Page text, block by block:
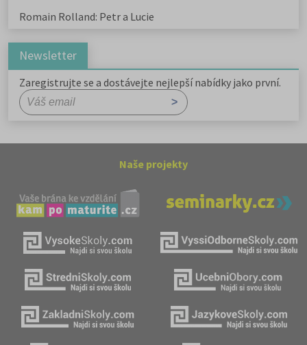
Romain Rolland: Petr a Lucie
Newsletter
Zaregistrujte se a dostávejte nejlepší nabídky jako první.
Naše projekty